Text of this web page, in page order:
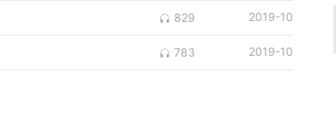
829 2019-10
783 2019-10